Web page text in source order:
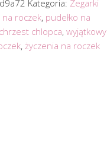
Kategoria: Zegarki
na roczek, pudełko na
chlopca, wyjątkowy
, życzenia na roczek